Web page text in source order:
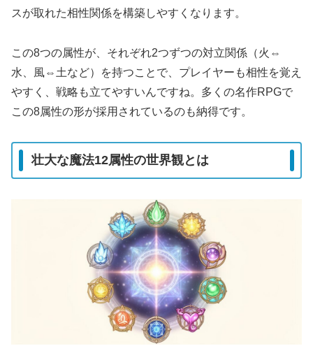
スが取れた相性関係を構築しやすくなります。
この8つの属性が、それぞれ2つずつの対立関係（火⇔
水、風⇔土など）を持つことで、プレイヤーも相性を覚え
やすく、戦略も立てやすいんですね。多くの名作RPGで
この8属性の形が採用されているのも納得です。
壮大な魔法12属性の世界観とは